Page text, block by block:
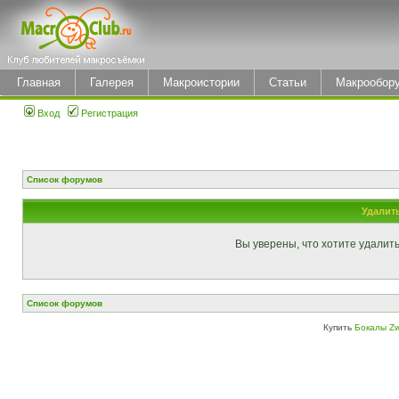
Главная Галерея Макроистории Статьи
Вход Регистрация
Список форумов
Вы уверены, что хотите
Список форумов
Купить Бокалы